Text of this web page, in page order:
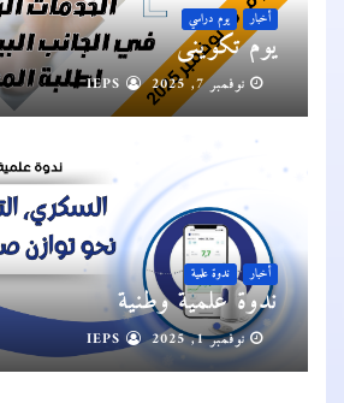
أخبار يوم دراسي
يوم تكويني
نوفمبر 7, 2025
أخبار ندوة علمية
ندوة علمية وطنية
نوفمبر 1, 2025